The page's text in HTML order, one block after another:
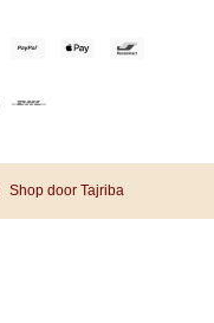
Shop door Tajriba